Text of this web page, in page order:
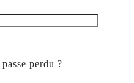
perdu ?